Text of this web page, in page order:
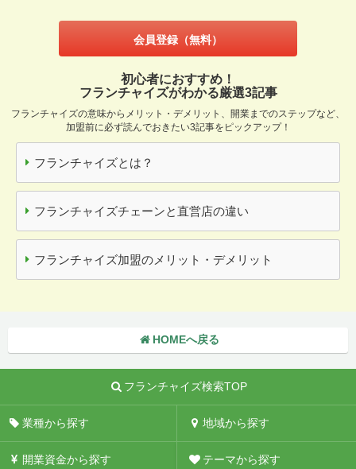
会員登録（無料）
初心者におすすめ！
フランチャイズがわかる厳選3記事
フランチャイズの意味からメリット・デメリット、開業までのステップなど、
加盟前に必ず読んでおきたい3記事をピックアップ！
フランチャイズとは？
フランチャイズチェーンと直営店の違い
フランチャイズ加盟のメリット・デメリット
HOMEへ戻る
フランチャイズ検索TOP
業種から探す 地域から探す
開業資金から探す テーマから探す